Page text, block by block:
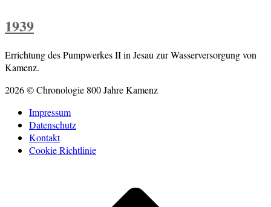
1939
Errichtung des Pumpwerkes II in Jesau zur Wasserversorgung von
Kamenz.
2026 © Chronologie 800 Jahre Kamenz
Impressum
Datenschutz
Kontakt
Cookie Richtlinie